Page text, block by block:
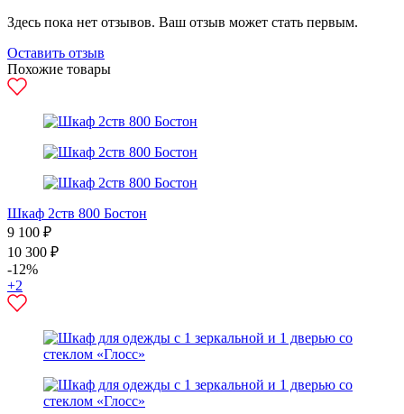
Здесь пока нет отзывов. Ваш отзыв может стать первым.
Оставить отзыв
Похожие товары
Шкаф 2ств 800 Бостон
9 100 ₽
10 300 ₽
-12%
+2